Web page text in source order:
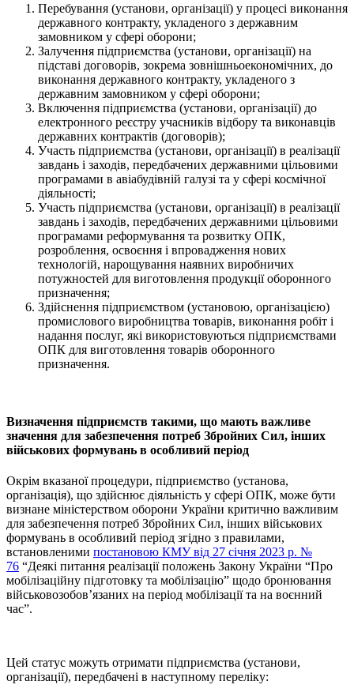
Перебування (установи, організації) у процесі виконання
державного контракту, укладеного з державним
замовником у сфері оборони;
Залучення підприємства (установи, організації) на
підставі договорів, зокрема зовнішньоекономічних, до
виконання державного контракту, укладеного з
державним замовником у сфері оборони;
Включення підприємства (установи, організації) до
електронного реєстру учасників відбору та виконавців
державних контрактів (договорів);
Участь підприємства (установи, організації) в реалізації
завдань і заходів, передбачених державними цільовими
програмами в авіабудівній галузі та у сфері космічної
діяльності;
Участь підприємства (установи, організації) в реалізації
завдань і заходів, передбачених державними цільовими
програмами реформування та розвитку ОПК,
розроблення, освоєння і впровадження нових
технологій, нарощування наявних виробничих
потужностей для виготовлення продукції оборонного
призначення;
Здійснення підприємством (установою, організацією)
промислового виробництва товарів, виконання робіт і
надання послуг, які використовуються підприємствами
ОПК для виготовлення товарів оборонного
призначення.
Визначення підприємств такими, що мають важливе
значення для забезпечення потреб Збройних Сил, інших
військових формувань в особливий період
Окрім вказаної процедури, підприємство (установа,
організація), що здійснює діяльність у сфері ОПК, може бути
визнане міністерством оборони України критично важливим
для забезпечення потреб Збройних Сил, інших військових
формувань в особливий період згідно з правилами,
встановленими постановою КМУ від 27 січня 2023 р. №
76 “Деякі питання реалізації положень Закону України “Про
мобілізаційну підготовку та мобілізацію” щодо бронювання
військовозобов’язаних на період мобілізації та на воєнний
час”.
Цей статус можуть отримати підприємства (установи,
організації), передбачені в наступному переліку: